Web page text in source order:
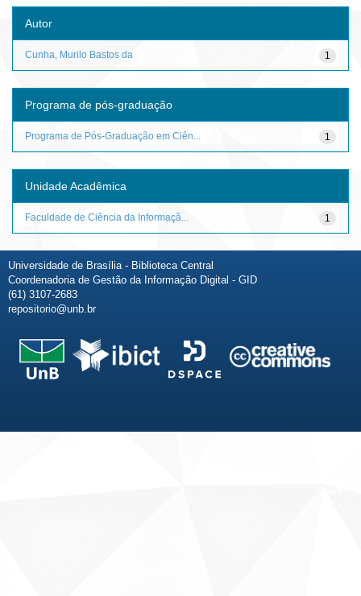
Autor
1
Cunha, Murilo Bastos da
Programa de pós-graduação
1
Programa de Pós-Graduação em Ciên...
Unidade Acadêmica
1
Faculdade de Ciência da Informaçã...
Universidade de Brasília - Biblioteca Central
Coordenadoria de Gestão da Informação Digital - GID
(61) 3107-2683
repositorio@unb.br